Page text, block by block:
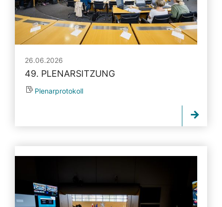
26.06.2026
49. PLENARSITZUNG
Plenarprotokoll